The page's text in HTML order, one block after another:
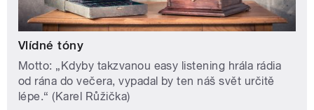
Vlídné tóny
Motto: „Kdyby takzvanou easy listening hrála rádia
od rána do večera, vypadal by ten náš svět určitě
lépe.“ (Karel Růžička)